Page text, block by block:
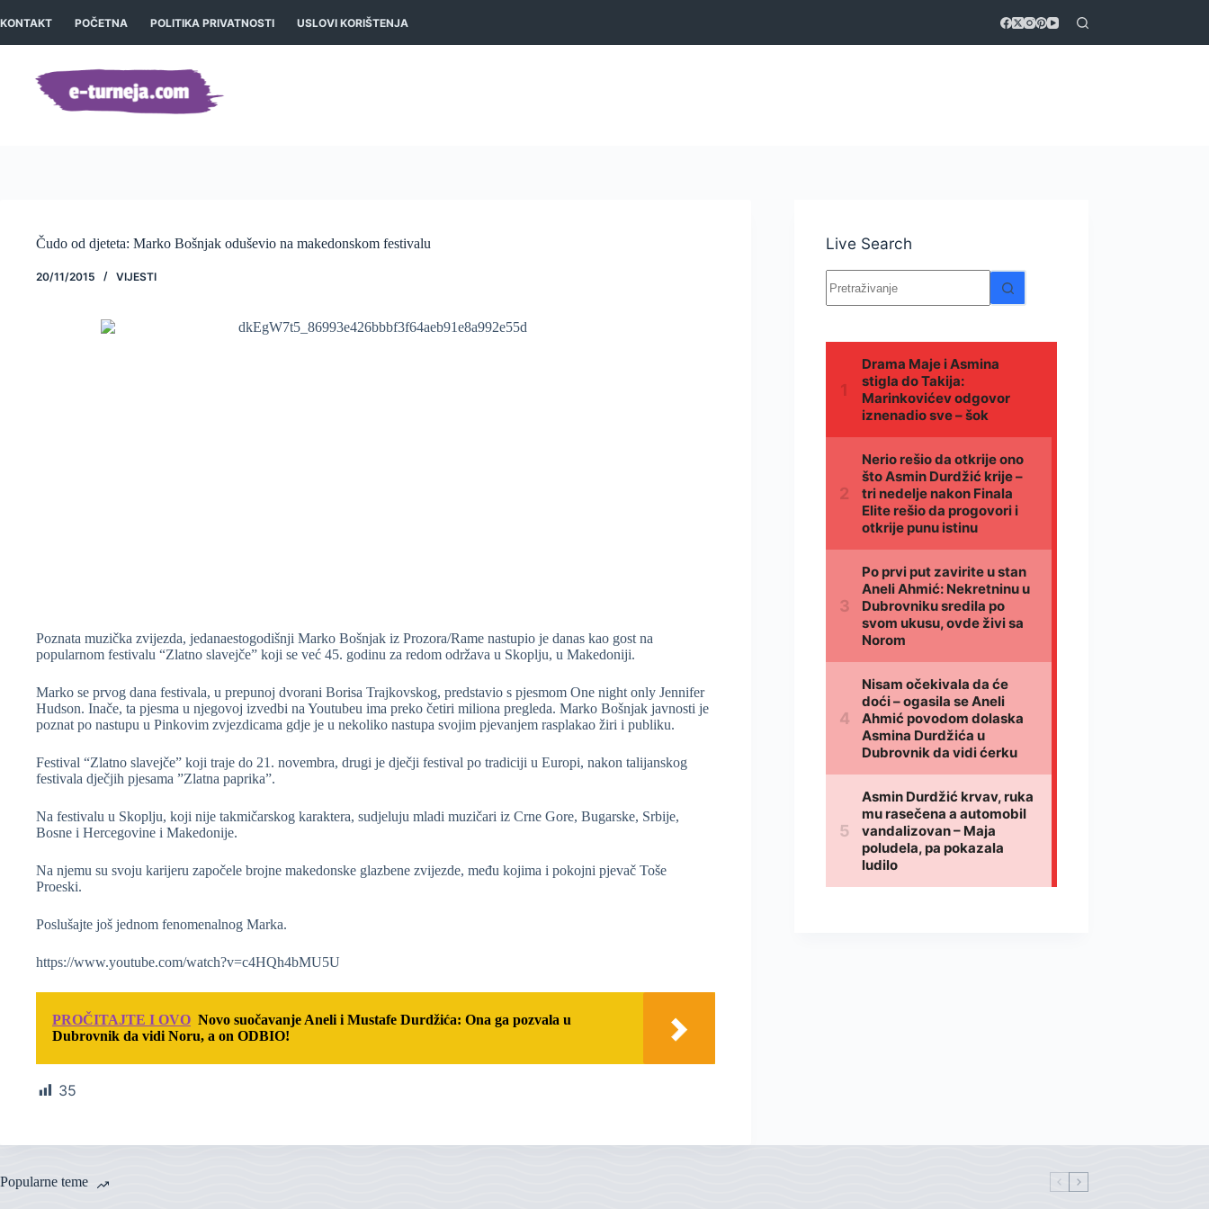
na
KONTAKT POČETNA POLITIKA PRIVATNOSTI USLOVI KORIŠTENJA
Čudo od djeteta: Marko Bošnjak oduševio na makedonskom festivalu
20/11/2015 VIJESTI
Poznata muzička zvijezda, jedanaestogodišnji Marko Bošnjak iz Prozora/Rame nastupio je danas kao gost na
popularnom festivalu “Zlatno slavejče” koji se već 45. godinu za redom održava u Skoplju, u Makedoniji.
Marko se prvog dana festivala, u prepunoj dvorani Borisa Trajkovskog, predstavio s pjesmom One night only Jennifer
Hudson. Inače, ta pjesma u njegovoj izvedbi na Youtubeu ima preko četiri miliona pregleda. Marko Bošnjak javnosti je
poznat po nastupu u Pinkovim zvjezdicama gdje je u nekoliko nastupa svojim pjevanjem rasplakao žiri i publiku.
Festival “Zlatno slavejče” koji traje do 21. novembra, drugi je dječji festival po tradiciji u Europi, nakon talijanskog
festivala dječjih pjesama ”Zlatna paprika”.
Na festivalu u Skoplju, koji nije takmičarskog karaktera, sudjeluju mladi muzičari iz Crne Gore, Bugarske, Srbije,
Bosne i Hercegovine i Makedonije.
Na njemu su svoju karijeru započele brojne makedonske glazbene zvijezde, među kojima i pokojni pjevač Toše
Proeski.
Poslušajte još jednom fenomenalnog Marka.
https://www.youtube.com/watch?v=c4HQh4bMU5U
PROČITAJTE I OVO Novo suočavanje Aneli i Mustafe Durdžića: Ona ga pozvala u
Dubrovnik da vidi Noru, a on ODBIO!
35
Live Search
Nema
rezultata.
Popularne teme